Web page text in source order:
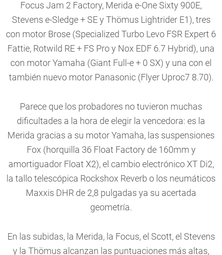
Focus Jam 2 Factory, Merida e-One Sixty 900E,
Stevens e-Sledge + SE y Thömus Lightrider E1), tres
con motor Brose (Specialized Turbo Levo FSR Expert 6
Fattie, Rotwild RE + FS Pro y Nox EDF 6.7 Hybrid), una
con motor Yamaha (Giant Full-e + 0 SX) y una con el
también nuevo motor Panasonic (Flyer Uproc7 8.70).
Parece que los probadores no tuvieron muchas
dificultades a la hora de elegir la vencedora: es la
Merida gracias a su motor Yamaha, las suspensiones
Fox (horquilla 36 Float Factory de 160mm y
amortiguador Float X2), el cambio electrónico XT Di2,
la tallo telescópica Rockshox Reverb o los neumáticos
Maxxis DHR de 2,8 pulgadas ya su acertada
geometría.
En las subidas, la Merida, la Focus, el Scott, el Stevens
y la Thömus alcanzan las puntuaciones más altas,